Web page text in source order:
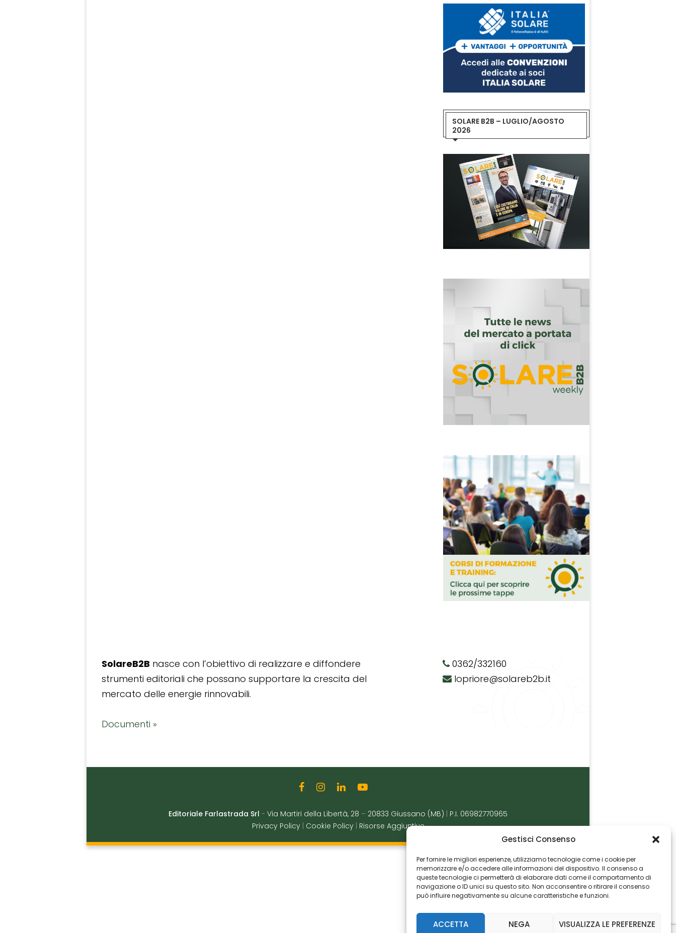
Gestisci Consenso
Per fornire le migliori esperienze, utilizziamo tecnologie come i cookie per
memorizzare e/o accedere alle informazioni del dispositivo. Il consenso a
queste tecnologie ci permetterà di elaborare dati come il comportamento di
navigazione o ID unici su questo sito. Non acconsentire o ritirare il consenso
può influire negativamente su alcune caratteristiche e funzioni.
ACCETTA NEGA VISUALIZZA LE PREFERENZE
SOLARE B2B – LUGLIO/AGOSTO
2026
SolareB2B nasce con l’obiettivo di realizzare e diffondere
strumenti editoriali che possano supportare la crescita del
mercato delle energie rinnovabili.
Documenti »
0362/332160
lopriore@solareb2b.it
Editoriale Farlastrada Srl - Via Martiri della Libertà, 28 – 20833 Giussano (MB)
P.I. 06982770965
Privacy Policy
Cookie Policy Risorse Aggiuntive